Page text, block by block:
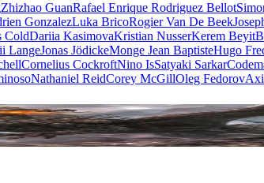
Zhizhao GuanRafael Enrique Rodriguez Bellot
GonzalezLuka BricoRogier Van De Beek
ColdDariia KasimovaKristian NusserKerem Beyit
LangeJonas JödickeMonge Jean BaptisteHugo
Cornelius CockroftNino IsSatyaki Sarkar
Nathaniel ReidCorey McGillOleg Fedorov